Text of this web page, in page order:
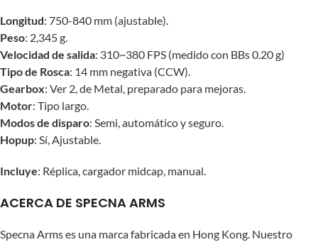
Longitud: 750-840 mm (ajustable).
Peso: 2,345 g.
Velocidad de salida: 310~380 FPS (medido con BBs 0.20 g)
Tipo de Rosca: 14 mm negativa (CCW).
Gearbox: Ver 2, de Metal, preparado para mejoras.
Motor: Tipo largo.
Modos de disparo: Semi, automático y seguro.
Hopup: Sí, Ajustable.
Incluye: Réplica, cargador midcap, manual.
ACERCA DE SPECNA ARMS
Specna Arms es una marca fabricada en Hong Kong. Nuestro